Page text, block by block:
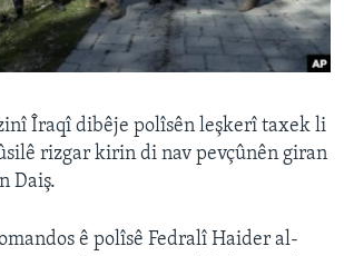
Îraqî dibêje polîsên leşkerî taxek li
rizgar kirin di nav pevçûnên giran
Daiş.
ê polîsê Fedralî Haider al-